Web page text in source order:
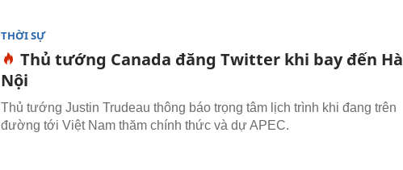
THỜI SỰ
Thủ tướng Canada đăng Twitter khi bay đến Hà
Nội
Thủ tướng Justin Trudeau thông báo trọng tâm lịch trình khi đang trên
đường tới Việt Nam thăm chính thức và dự APEC.